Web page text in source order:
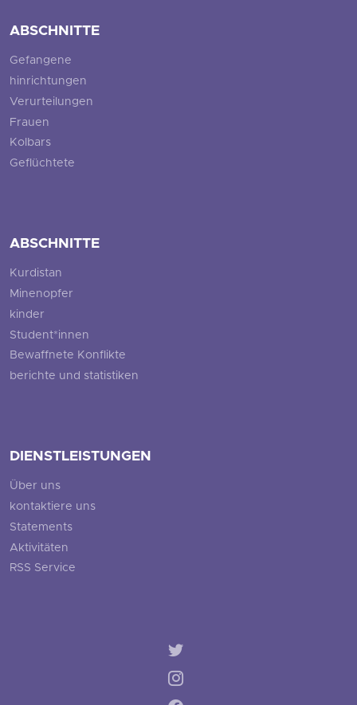
ABSCHNITTE
Gefangene
hinrichtungen
Verurteilungen
Frauen
Kolbars
Geflüchtete
ABSCHNITTE
Kurdistan
Minenopfer
kinder
Student*innen
Bewaffnete Konflikte
berichte und statistiken
DIENSTLEISTUNGEN
Über uns
kontaktiere uns
Statements
Aktivitäten
RSS Service